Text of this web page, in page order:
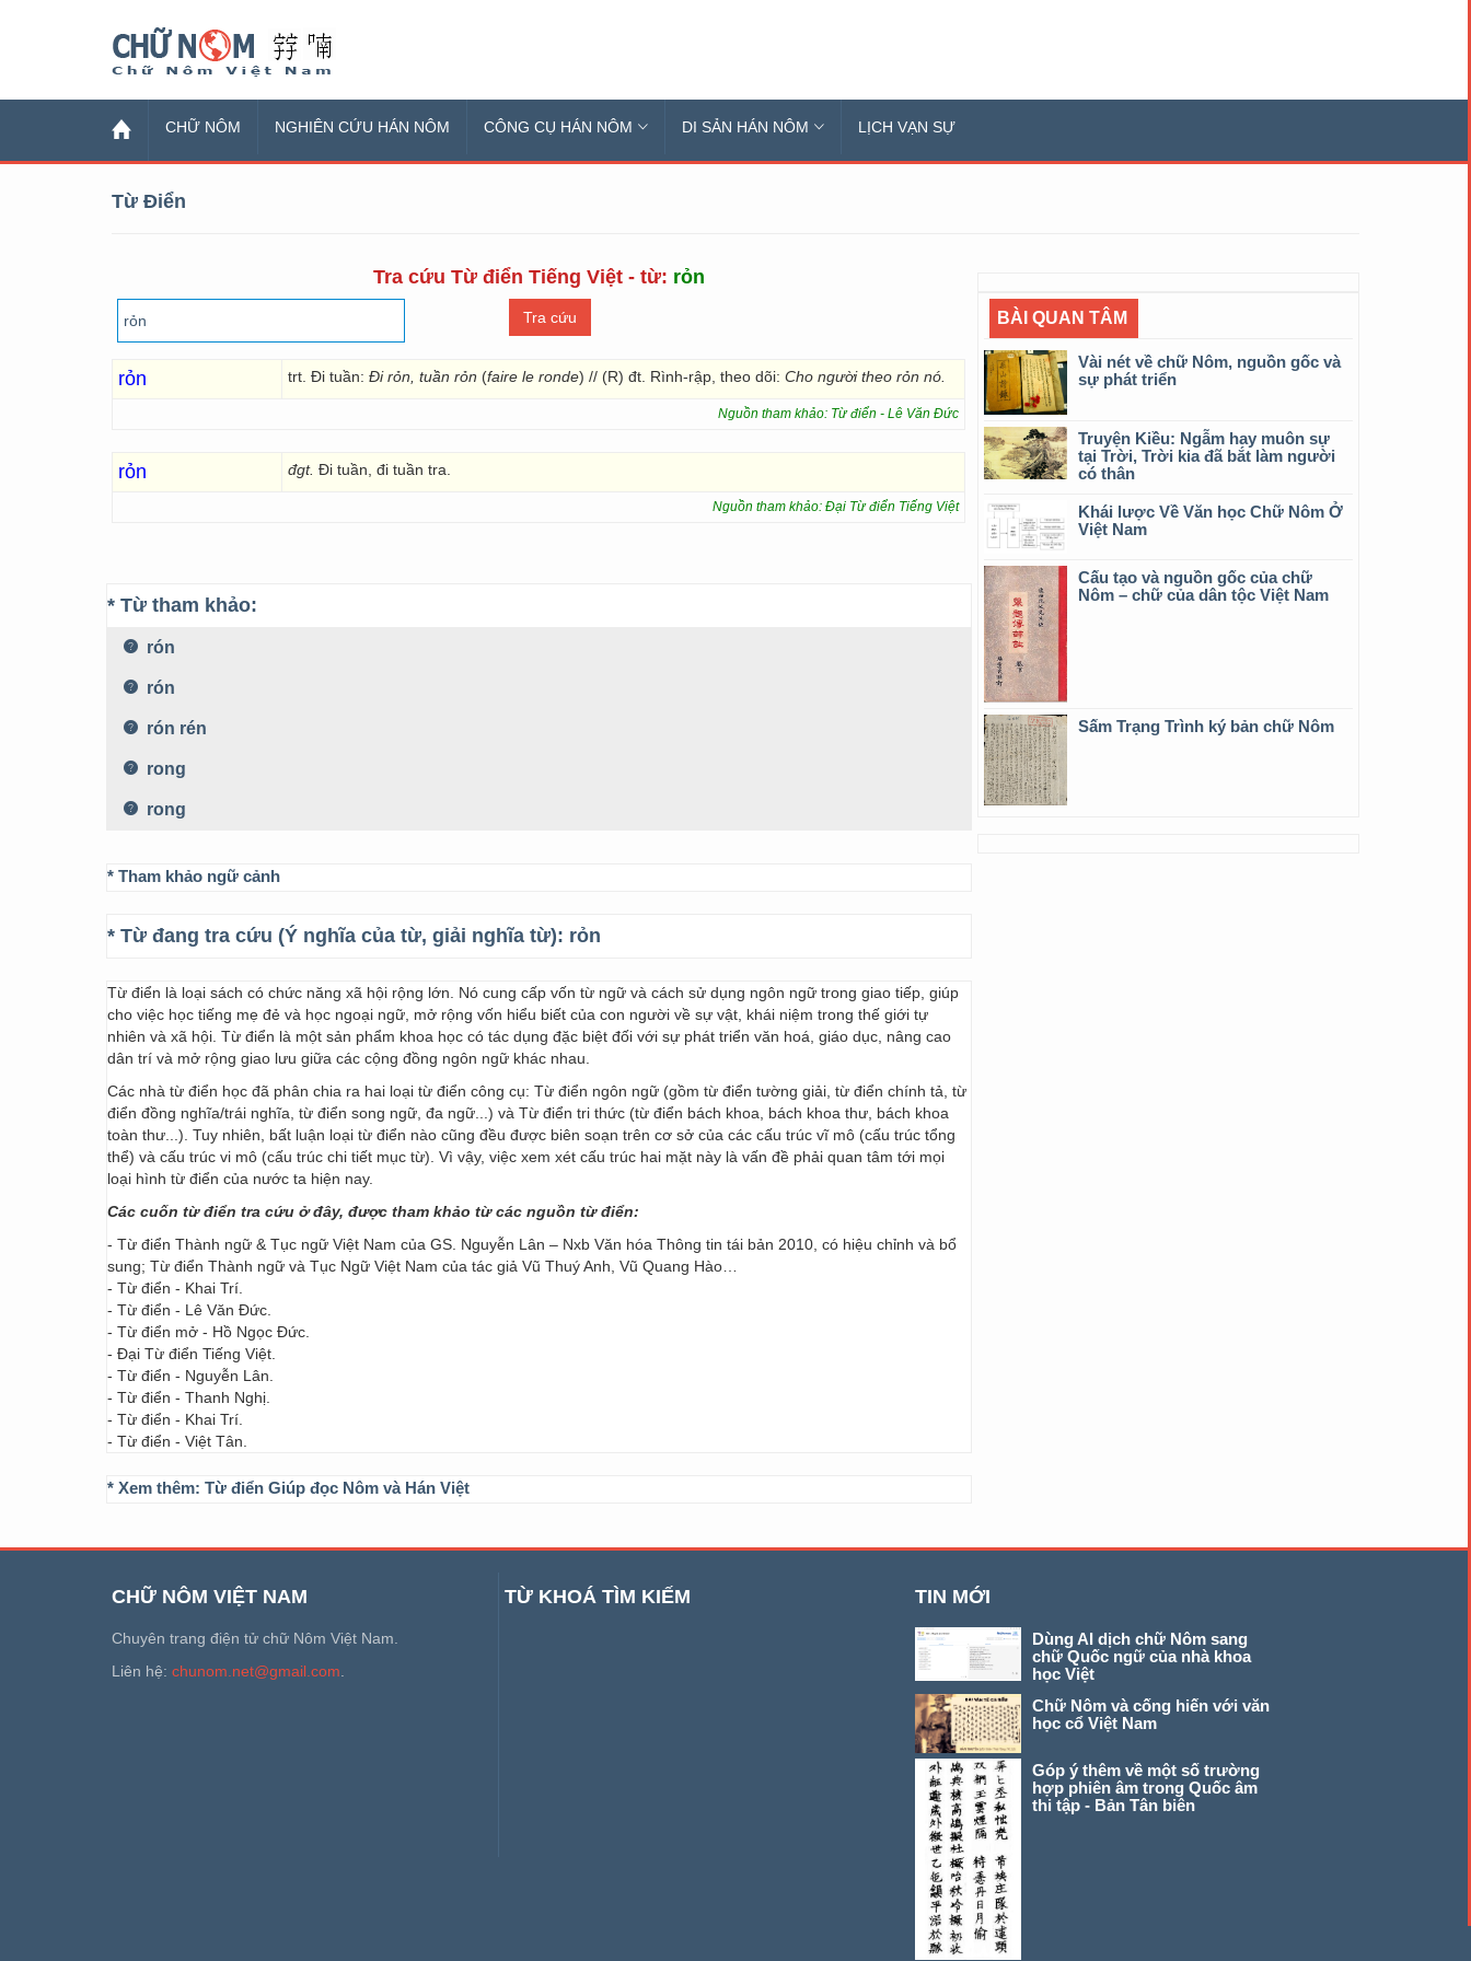
CHỮ NÔM NGHIÊN CỨU HÁN NÔM CÔNG CỤ HÁN NÔM DI SẢN HÁN NÔM LỊCH VẠN SỰ
Từ Điển
Tra cứu Từ điển Tiếng Việt - từ: rỏn
rỏn trt. Đi tuần: Đi rỏn, tuần rỏn (faire le ronde) // (R) đt. Rình-rập, theo dõi: Cho người theo rỏn nó.
Nguồn tham khảo: Từ điển - Lê Văn Đức
rỏn đgt. Đi tuần, đi tuần tra.
Nguồn tham khảo: Đại Từ điển Tiếng Việt
* Từ tham khảo:
rón
rón
rón rén
rong
rong
* Tham khảo ngữ cảnh
* Từ đang tra cứu (Ý nghĩa của từ, giải nghĩa từ): rỏn
Từ điển là loại sách có chức năng xã hội rộng lớn. Nó cung cấp vốn từ ngữ và cách sử dụng ngôn ngữ trong giao tiếp, giúp
cho việc học tiếng mẹ đẻ và học ngoại ngữ, mở rộng vốn hiểu biết của con người về sự vật, khái niệm trong thế giới tự
nhiên và xã hội. Từ điển là một sản phẩm khoa học có tác dụng đặc biệt đối với sự phát triển văn hoá, giáo dục, nâng cao
dân trí và mở rộng giao lưu giữa các cộng đồng ngôn ngữ khác nhau.
Các nhà từ điển học đã phân chia ra hai loại từ điển công cụ: Từ điển ngôn ngữ (gồm từ điển tường giải, từ điển chính tả, từ
điển đồng nghĩa/trái nghĩa, từ điển song ngữ, đa ngữ...) và Từ điển tri thức (từ điển bách khoa, bách khoa thư, bách khoa
toàn thư...). Tuy nhiên, bất luận loại từ điển nào cũng đều được biên soạn trên cơ sở của các cấu trúc vĩ mô (cấu trúc tổng
thể) và cấu trúc vi mô (cấu trúc chi tiết mục từ). Vì vậy, việc xem xét cấu trúc hai mặt này là vấn đề phải quan tâm tới mọi
loại hình từ điển của nước ta hiện nay.
Các cuốn từ điển tra cứu ở đây, được tham khảo từ các nguồn từ điển:
- Từ điển Thành ngữ & Tục ngữ Việt Nam của GS. Nguyễn Lân – Nxb Văn hóa Thông tin tái bản 2010, có hiệu chỉnh và bổ
sung; Từ điển Thành ngữ và Tục Ngữ Việt Nam của tác giả Vũ Thuý Anh, Vũ Quang Hào…
- Từ điển - Khai Trí.
- Từ điển - Lê Văn Đức.
- Từ điển mở - Hồ Ngọc Đức.
- Đại Từ điển Tiếng Việt.
- Từ điển - Nguyễn Lân.
- Từ điển - Thanh Nghị.
- Từ điển - Khai Trí.
- Từ điển - Việt Tân.
* Xem thêm: Từ điển Giúp đọc Nôm và Hán Việt
BÀI QUAN TÂM
Vài nét về chữ Nôm, nguồn gốc và
sự phát triển
Truyện Kiều: Ngẫm hay muôn sự
tại Trời, Trời kia đã bắt làm người
có thân
Khái lược Về Văn học Chữ Nôm Ở
Việt Nam
Cấu tạo và nguồn gốc của chữ
Nôm – chữ của dân tộc Việt Nam
Sấm Trạng Trình ký bản chữ Nôm
CHỮ NÔM VIỆT NAM
Chuyên trang điện tử chữ Nôm Việt Nam.
Liên hệ: chunom.net@gmail.com
TỪ KHOÁ TÌM KIẾM TIN MỚI
Dùng AI dịch chữ Nôm sang
chữ Quốc ngữ của nhà khoa
học Việt
Chữ Nôm và cống hiến với văn
học cổ Việt Nam
Góp ý thêm về một số trường
hợp phiên âm trong Quốc âm
thi tập - Bản Tân biên